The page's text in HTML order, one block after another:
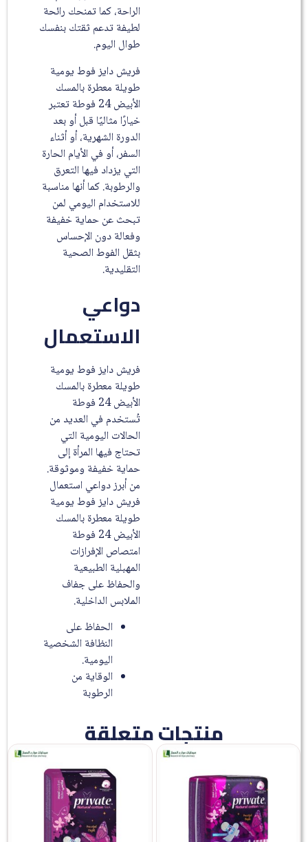
الراحة، كما تمنحك رائحة
لطيفة تدعم ثقتك بنفسك
طوال اليوم.
فريش دايز فوط يومية
طويلة معطرة بالمسك
الأبيض 24 فوطة تعتبر
خيارًا مثاليًا قبل أو بعد
الدورة الشهرية، أو أثناء
السفر، أو في الأيام الحارة
التي يزداد فيها التعرق
والرطوبة. كما أنها مناسبة
للاستخدام اليومي لمن
تبحث عن حماية خفيفة
وفعالة دون الإحساس
بثقل الفوط الصحية
التقليدية.
دواعي
الاستعمال
فريش دايز فوط يومية
طويلة معطرة بالمسك
الأبيض 24 فوطة
تُستخدم في العديد من
الحالات اليومية التي
تحتاج فيها المرأة إلى
حماية خفيفة وموثوقة.
من أبرز دواعي استعمال
فريش دايز فوط يومية
طويلة معطرة بالمسك
الأبيض 24 فوطة
امتصاص الإفرازات
المهبلية الطبيعية
والحفاظ على جفاف
الملابس الداخلية.
الحفاظ على
النظافة الشخصية
اليومية.
الوقاية من
الرطوبة
منتجات متعلقة